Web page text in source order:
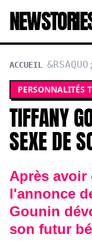
ACCUEIL
PERSONNALITÉS
TIFFANY
SEXE DE
Après avoir
l'annonce
Gounin
son futur